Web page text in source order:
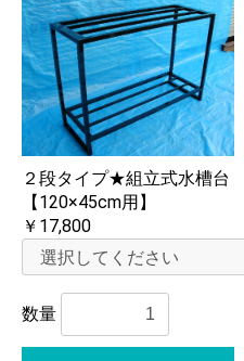
２段タイプ★組立式水槽台
【120×45cm用】
￥17,800
数量